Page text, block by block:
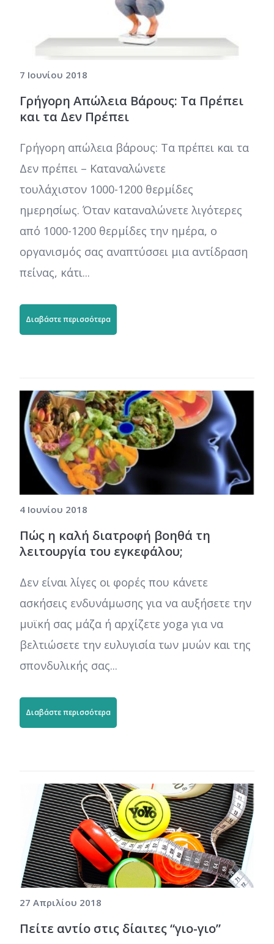
7 Ιουνίου 2018
Γρήγορη Απώλεια Βάρους: Τα Πρέπει
και τα Δεν Πρέπει
Γρήγορη απώλεια βάρους: Τα πρέπει και τα
Δεν πρέπει – Καταναλώνετε
τουλάχιστον 1000-1200 θερμίδες
ημερησίως. Όταν καταναλώνετε λιγότερες
από 1000-1200 θερμίδες την ημέρα, ο
οργανισμός σας αναπτύσσει μια αντίδραση
πείνας, κάτι...
Διαβάστε περισσότερα
4 Ιουνίου 2018
Πώς η καλή διατροφή βοηθά τη
λειτουργία του εγκεφάλου;
Δεν είναι λίγες οι φορές που κάνετε
ασκήσεις ενδυνάμωσης για να αυξήσετε την
μυϊκή σας μάζα ή αρχίζετε yoga για να
βελτιώσετε την ευλυγισία των μυών και της
σπονδυλικής σας...
Διαβάστε περισσότερα
27 Απριλίου 2018
Πείτε αντίο στις δίαιτες “γιο-γιο”